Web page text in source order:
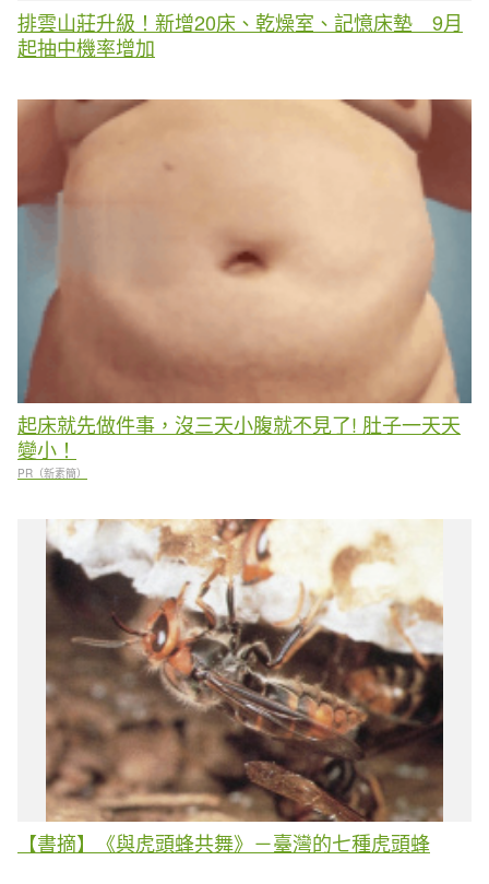
排雲山莊升級！新增20床、乾燥室、記憶床墊 9月
起抽中機率增加
起床就先做件事，沒三天小腹就不見了! 肚子一天天
變小！
PR（新素簡）
【書摘】《與虎頭蜂共舞》－臺灣的七種虎頭蜂